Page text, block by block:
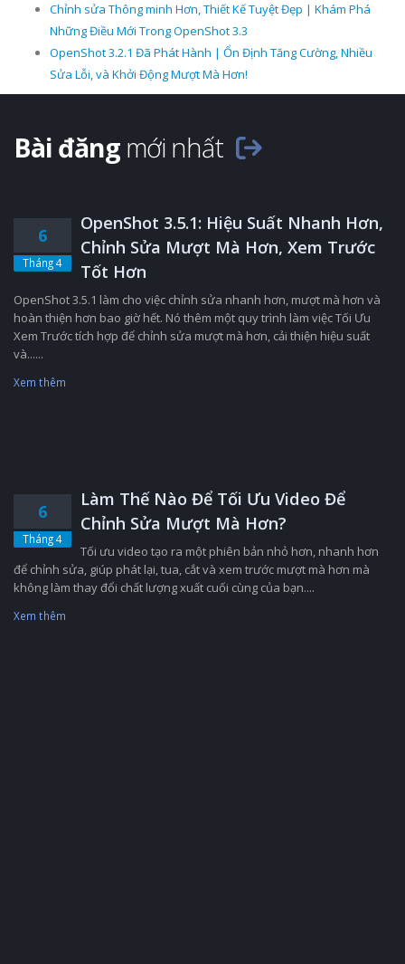
Chỉnh sửa Thông minh Hơn, Thiết Kế Tuyệt Đẹp | Khám Phá
Những Điều Mới Trong OpenShot 3.3
OpenShot 3.2.1 Đã Phát Hành | Ổn Định Tăng Cường, Nhiều
Sửa Lỗi, và Khởi Động Mượt Mà Hơn!
Bài đăng mới nhất
6
Tháng 4
OpenShot 3.5.1: Hiệu Suất Nhanh Hơn,
Chỉnh Sửa Mượt Mà Hơn, Xem Trước
Tốt Hơn
OpenShot 3.5.1 làm cho việc chỉnh sửa nhanh hơn, mượt mà hơn và
hoàn thiện hơn bao giờ hết. Nó thêm một quy trình làm việc Tối Ưu
Xem Trước tích hợp để chỉnh sửa mượt mà hơn, cải thiện hiệu suất
và......
Xem thêm
6
Tháng 4
Làm Thế Nào Để Tối Ưu Video Để
Chỉnh Sửa Mượt Mà Hơn?
Tối ưu video tạo ra một phiên bản nhỏ hơn, nhanh hơn
để chỉnh sửa, giúp phát lại, tua, cắt và xem trước mượt mà hơn mà
không làm thay đổi chất lượng xuất cuối cùng của bạn....
Xem thêm